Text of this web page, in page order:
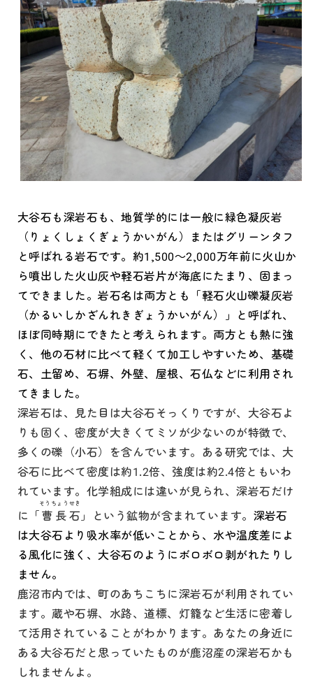
大谷石も深岩石も、地質学的には一般に緑色凝灰岩
（りょくしょくぎょうかいがん）またはグリーンタフ
と呼ばれる岩石です。約1,500～2,000万年前に火山か
ら噴出した火山灰や軽石岩片が海底にたまり、固まっ
てできました。岩石名は両方とも「軽石火山礫凝灰岩
（かるいしかざんれきぎょうかいがん）」と呼ばれ、
ほぼ同時期にできたと考えられます。両方とも熱に強
く、他の石材に比べて軽くて加工しやすいため、基礎
石、土留め、石塀、外壁、屋根、石仏などに利用され
てきました。
深岩石は、見た目は大谷石そっくりですが、大谷石よ
りも固く、密度が大きくてミソが少ないのが特徴で、
多くの礫（小石）を含んでいます。ある研究では、大
谷石に比べて密度は約1.2倍、強度は約2.4倍ともいわ
れています。化学組成には違いが見られ、深岩石だけ
に「曹長
そうちょう
石
せき
」という鉱物が含まれています。 深岩石
は大谷石より吸水率が低いことから、水や温度差によ
る風化に強く、大谷石のようにボロボロ剥がれたりし
ません。
鹿沼市内では、町のあちこちに深岩石が利用されてい
ます。蔵や石塀、水路、道標、灯籠など生活に密着し
て活用されていることがわかります。あなたの身近に
ある大谷石だと思っていたものが鹿沼産の深岩石かも
しれませんよ。